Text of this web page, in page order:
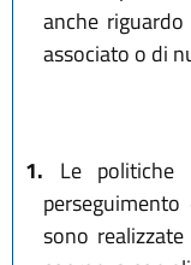
anche
associato o di
1. Le politiche
sono